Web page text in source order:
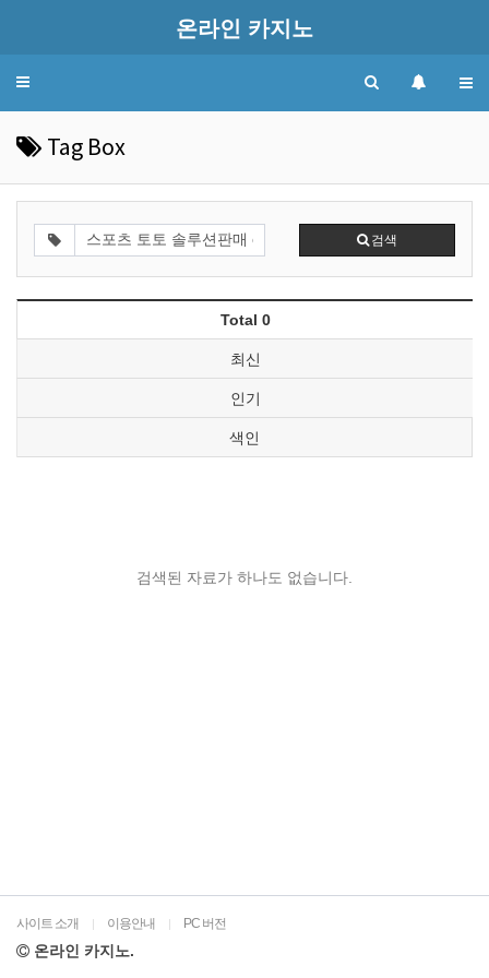
온라인 카지노
Toggle
Tag Box
검색
Total 0
최신
인기
색인
검색된 자료가 하나도 없습니다.
사이트 소개 | 이용안내 | PC 버전
온라인 카지노.